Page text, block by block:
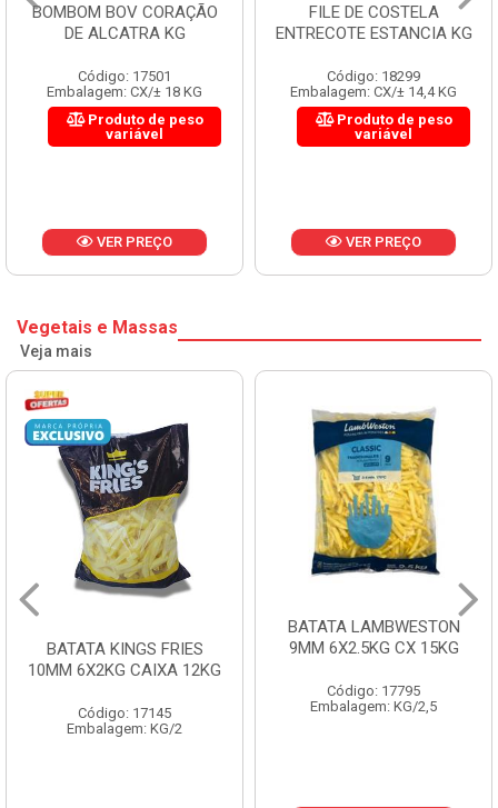
BOMBOM BOV CORAÇÃO
DE ALCATRA KG
Código: 17501
Embalagem: CX/± 18 KG
Produto de peso
variável
VER PREÇO
FILE DE COSTELA
ENTRECOTE ESTANCIA KG
Código: 18299
Embalagem: CX/± 14,4 KG
Produto de peso
variável
VER PREÇO
Vegetais e Massas
Veja mais
9MM 6X2.5KG CX 15KG
Embalagem: KG/2,5
BATATA LAMBWESTON
7MM 8X2,25KG CX 18KG
Código: 18433
Embalagem: KG/2,25